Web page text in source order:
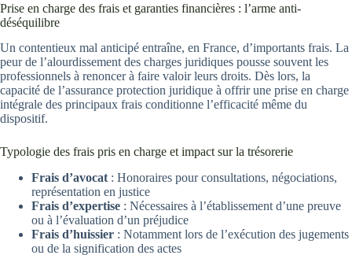
Prise en charge des frais et garanties financières : l’arme anti-
déséquilibre
Un contentieux mal anticipé entraîne, en France, d’importants frais. La
peur de l’alourdissement des charges juridiques pousse souvent les
professionnels à renoncer à faire valoir leurs droits. Dès lors, la
capacité de l’assurance protection juridique à offrir une prise en charge
intégrale des principaux frais conditionne l’efficacité même du
dispositif.
Typologie des frais pris en charge et impact sur la trésorerie
Frais d’avocat : Honoraires pour consultations, négociations,
représentation en justice
Frais d’expertise : Nécessaires à l’établissement d’une preuve
ou à l’évaluation d’un préjudice
Frais d’huissier : Notamment lors de l’exécution des jugements
ou de la signification des actes